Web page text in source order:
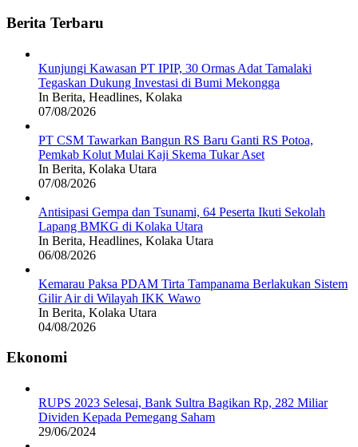
Berita Terbaru
Kunjungi Kawasan PT IPIP, 30 Ormas Adat Tamalaki
Tegaskan Dukung Investasi di Bumi Mekongga
In Berita, Headlines, Kolaka
07/08/2026
PT CSM Tawarkan Bangun RS Baru Ganti RS Potoa,
Pemkab Kolut Mulai Kaji Skema Tukar Aset
In Berita, Kolaka Utara
07/08/2026
Antisipasi Gempa dan Tsunami, 64 Peserta Ikuti Sekolah
Lapang BMKG di Kolaka Utara
In Berita, Headlines, Kolaka Utara
06/08/2026
Kemarau Paksa PDAM Tirta Tampanama Berlakukan Sistem
Gilir Air di Wilayah IKK Wawo
In Berita, Kolaka Utara
04/08/2026
Ekonomi
RUPS 2023 Selesai, Bank Sultra Bagikan Rp, 282 Miliar
Dividen Kepada Pemegang Saham
29/06/2024